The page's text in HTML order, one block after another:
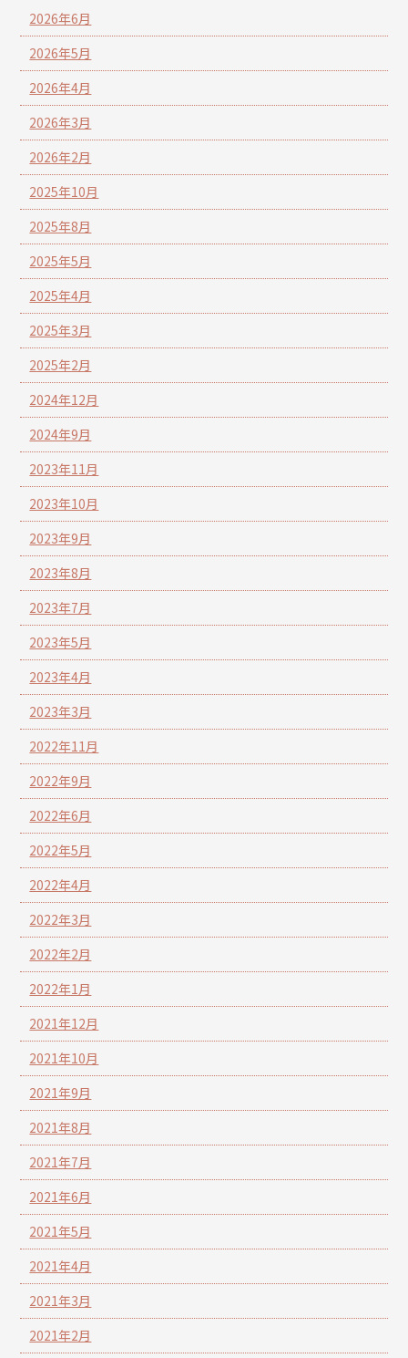
2026年6月
2026年5月
2026年4月
2026年3月
2026年2月
2025年10月
2025年8月
2025年5月
2025年4月
2025年3月
2025年2月
2024年12月
2024年9月
2023年11月
2023年10月
2023年9月
2023年8月
2023年7月
2023年5月
2023年4月
2023年3月
2022年11月
2022年9月
2022年6月
2022年5月
2022年4月
2022年3月
2022年2月
2022年1月
2021年12月
2021年10月
2021年9月
2021年8月
2021年7月
2021年6月
2021年5月
2021年4月
2021年3月
2021年2月